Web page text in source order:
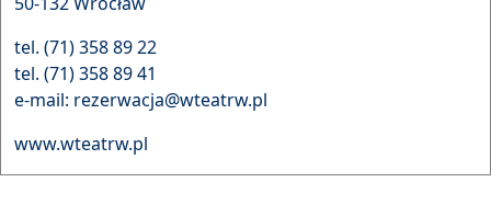
tel. (71) 358 89 22
tel. (71) 358 89 41
e-mail: rezerwacja@wteatrw.pl
www.wteatrw.pl